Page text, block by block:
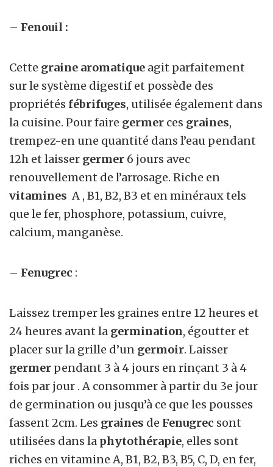
– Fenouil :
Cette graine aromatique agit parfaitement
sur le système digestif et possède des
propriétés fébrifuges, utilisée également dans
la cuisine. Pour faire germer ces graines,
trempez-en une quantité dans l’eau pendant
12h et laisser germer 6 jours avec
renouvellement de l’arrosage. Riche en
vitamines A , B1, B2, B3 et en minéraux tels
que le fer, phosphore, potassium, cuivre,
calcium, manganèse.
– Fenugrec :
Laissez tremper les graines entre 12 heures et
24 heures avant la germination, égoutter et
placer sur la grille d’un germoir. Laisser
germer pendant 3 à 4 jours en rinçant 3 à 4
fois par jour . A consommer à partir du 3e jour
de germination ou jusqu’à ce que les pousses
fassent 2cm. Les graines de Fenugrec sont
utilisées dans la phytothérapie, elles sont
riches en vitamine A, B1, B2, B3, B5, C, D, en fer,